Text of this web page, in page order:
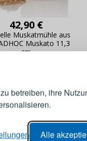
betreiben, ihre
Alle
42,90 €
Muskatmühle aus
Muskato 11,3
cm
ANMELDEN
E-Mail-Adresse